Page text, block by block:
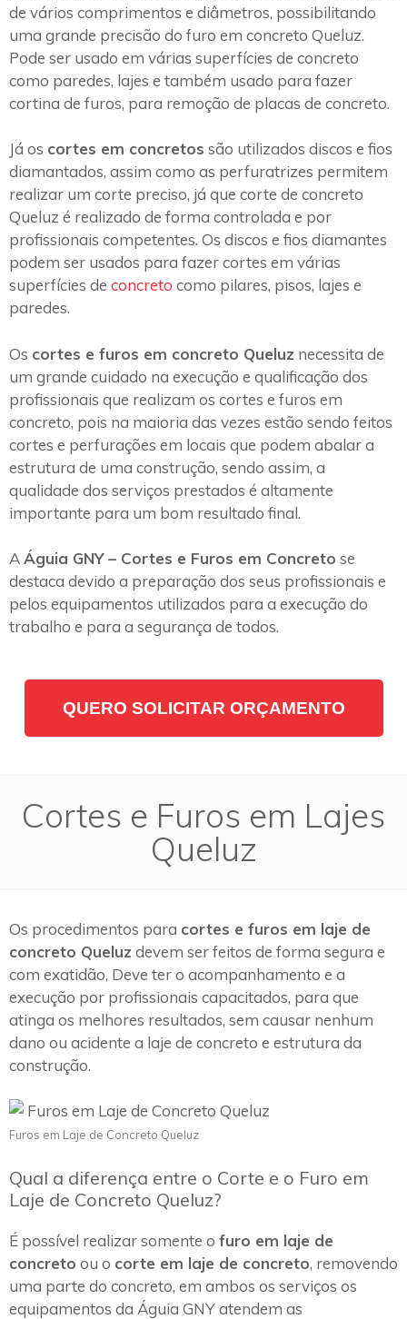
de vários comprimentos e diâmetros, possibilitando
uma grande precisão do furo em concreto Queluz.
Pode ser usado em várias superfícies de concreto
como paredes, lajes e também usado para fazer
cortina de furos, para remoção de placas de concreto.
Já os cortes em concretos são utilizados discos e fios
diamantados, assim como as perfuratrizes permitem
realizar um corte preciso, já que corte de concreto
Queluz é realizado de forma controlada e por
profissionais competentes. Os discos e fios diamantes
podem ser usados para fazer cortes em várias
superfícies de concreto como pilares, pisos, lajes e
paredes.
Os cortes e furos em concreto Queluz necessita de
um grande cuidado na execução e qualificação dos
profissionais que realizam os cortes e furos em
concreto, pois na maioria das vezes estão sendo feitos
cortes e perfurações em locais que podem abalar a
estrutura de uma construção, sendo assim, a
qualidade dos serviços prestados é altamente
importante para um bom resultado final.
AÁguia GNY – Cortes e Furos em Concreto se
destaca devido a preparação dos seus profissionais e
pelos equipamentos utilizados para a execução do
trabalho e para a segurança de todos.
QUERO SOLICITAR ORÇAMENTO
Cortes e Furos em Lajes
Queluz
Os procedimentos para cortes e furos em laje de
concreto Queluz devem ser feitos de forma segura e
com exatidão, Deve ter o acompanhamento e a
execução por profissionais capacitados, para que
atinga os melhores resultados, sem causar nenhum
dano ou acidente a laje de concreto e estrutura da
construção.
Furos em Laje de Concreto Queluz
Qual a diferença entre o Corte e o Furo em
Laje de Concreto Queluz?
É possível realizar somente o furo em laje de
concreto ou o corte em laje de concreto, removendo
uma parte do concreto, em ambos os serviços os
equipamentos da Águia GNY atendem as